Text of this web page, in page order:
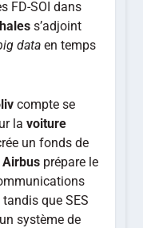
FD-SOI dans
s’adjoint
data en temps
compte se
lavoiture
un fonds de
Airbus prépare le
que SES
système de